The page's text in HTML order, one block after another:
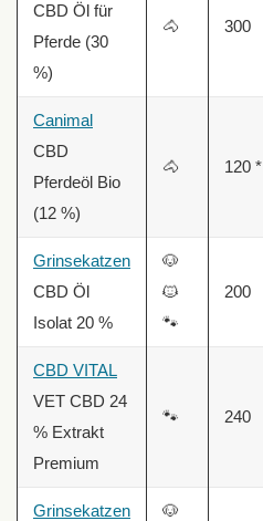
CBD Öl für
Pferde (30
%)
🐴 300
Canimal
CBD
Pferdeöl Bio
(12 %)
🐴 120 *
Grinsekatzen
CBD Öl
Isolat 20 %
🐶
🐱
🐾
200
CBD VITAL
VET CBD 24
% Extrakt
Premium
🐾 240
Grinsekatzen
🐶